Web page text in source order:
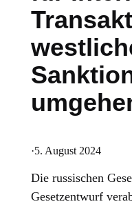
·5. August 2024
Die russischen
Gesetzentwurf